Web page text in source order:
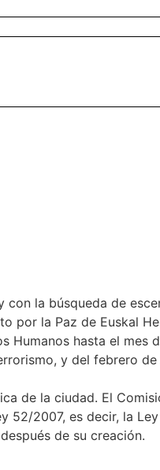
la búsqueda de
por la Paz de Euskal
Humanos hasta el
y del febrero
de la ciudad. El
52/2007, es decir, la
de su creación.